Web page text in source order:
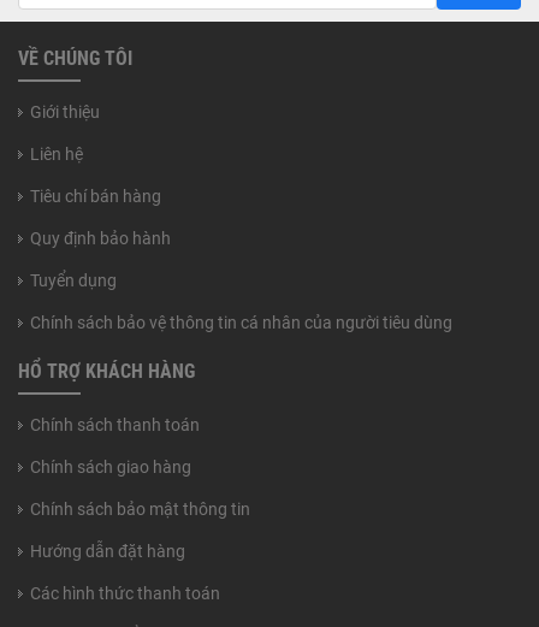
VỀ CHÚNG TÔI
Giới thiệu
Liên hệ
Tiêu chí bán hàng
Quy định bảo hành
Tuyển dụng
Chính sách bảo vệ thông tin cá nhân của người tiêu dùng
HỔ TRỢ KHÁCH HÀNG
Chính sách thanh toán
Chính sách giao hàng
Chính sách bảo mật thông tin
Hướng dẫn đặt hàng
Các hình thức thanh toán